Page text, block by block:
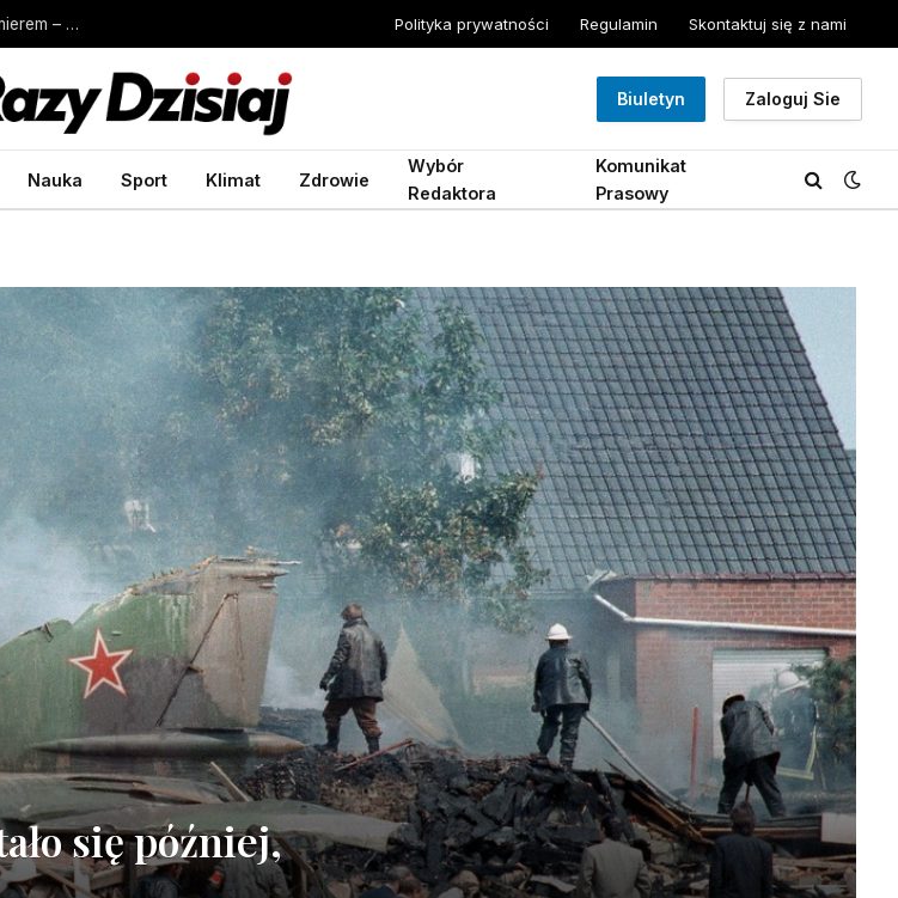
Powrót znanego polityka? Szymon Hołownia ma zostać wicepremierem – Wprost Polityka prywatności Regulamin Skontaktuj się z nami
Biuletyn Zaloguj Sie
Nauka Sport Klimat Zdrowie
Wybór
Redaktora
Komunikat
Prasowy
się później,